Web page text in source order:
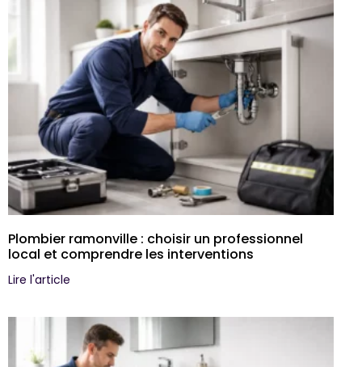
Plombier ramonville : choisir un professionnel
local et comprendre les interventions
Lire l'article